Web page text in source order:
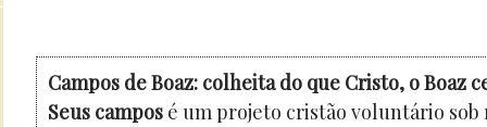
Campos de Boaz: colheita do que Cristo, o Boaz
Seus camposé um projeto cristão voluntário sob